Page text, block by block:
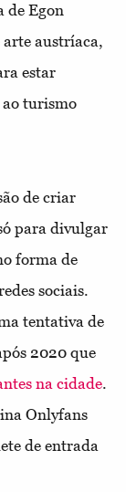
de Egon
austríaca,
estar
turismo
de criar
para divulgar
forma de
sociais.
tentativa de
2020 que
na cidade.
Onlyfans
de entrada